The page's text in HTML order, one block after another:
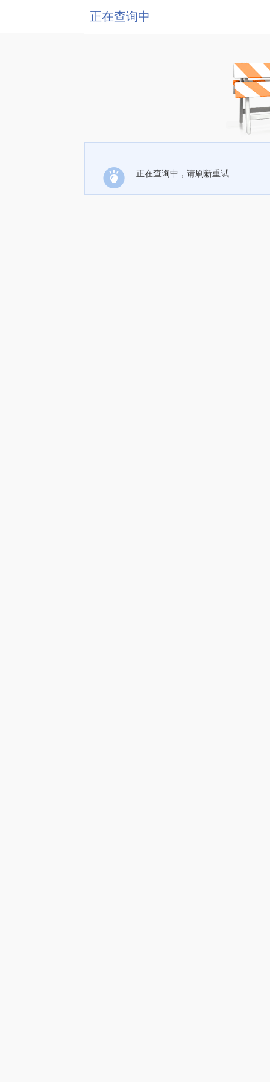
正在查询中
正在查询中，请刷新重试